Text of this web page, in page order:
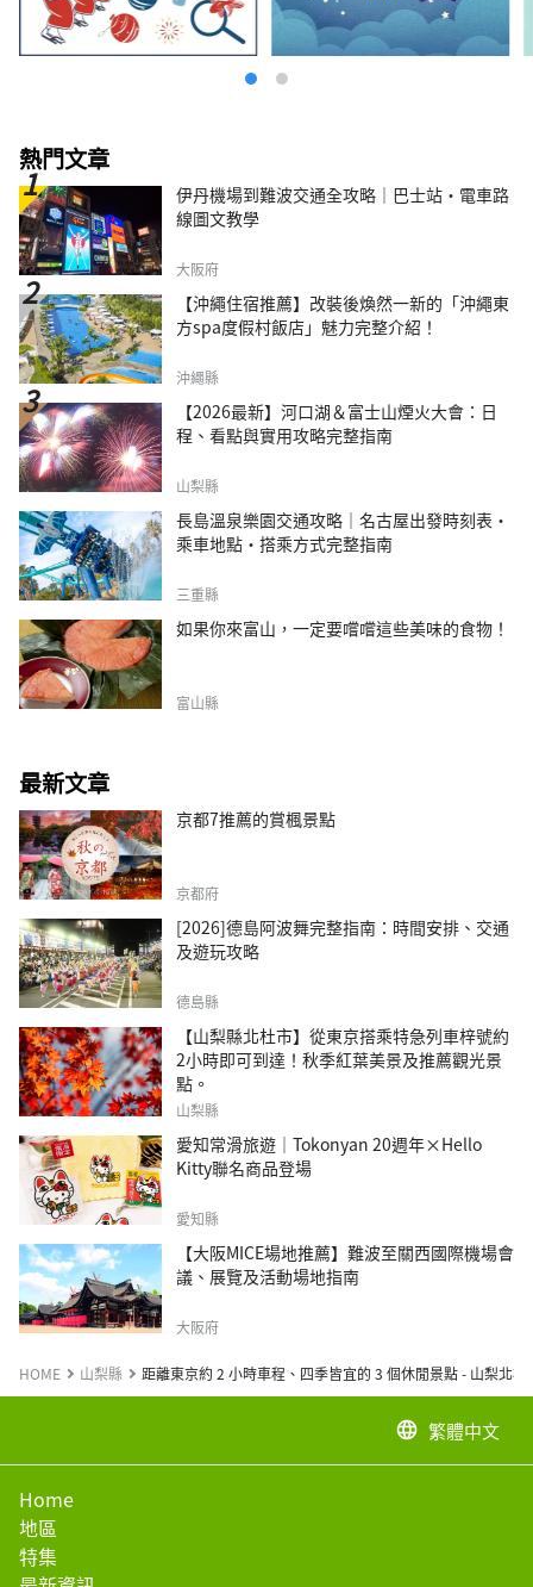
熱門文章
伊丹機場到難波交通全攻略｜巴士站・電車路
線圖文教學
大阪府
【沖繩住宿推薦】改裝後煥然一新的「沖繩東
方spa度假村飯店」魅力完整介紹！
沖繩縣
【2026最新】河口湖＆富士山煙火大會：日
程、看點與實用攻略完整指南
山梨縣
長島溫泉樂園交通攻略｜名古屋出發時刻表・
乘車地點・搭乘方式完整指南
三重縣
如果你來富山，一定要嚐嚐這些美味的食物！
富山縣
最新文章
京都7推薦的賞楓景點
京都府
[2026]德島阿波舞完整指南：時間安排、交通
及遊玩攻略
德島縣
【山梨縣北杜市】從東京搭乘特急列車梓號約
2小時即可到達！秋季紅葉美景及推薦觀光景
點。
山梨縣
愛知常滑旅遊｜Tokonyan 20週年×Hello
Kitty聯名商品登場
愛知縣
【大阪MICE場地推薦】難波至關西國際機場會
議、展覽及活動場地指南
大阪府
HOME 山梨縣 距離東京約 2 小時車程、四季皆宜的 3 個休閒景點 - 山梨北杜
language 繁體中文
Home
地區
特集